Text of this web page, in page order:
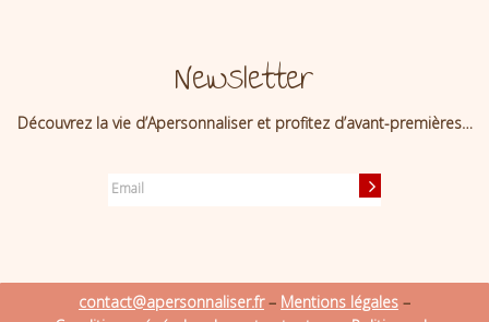
Newsletter
Découvrez la vie d’Apersonnaliser et profitez d’avant-premières…
contact@apersonnaliser.fr– Mentions légales –